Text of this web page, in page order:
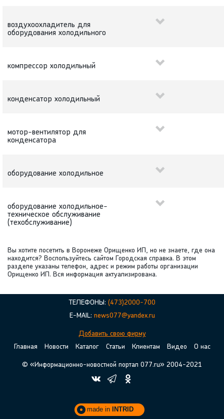
воздухоохладитель для
оборудования холодильного
компрессор холодильный
конденсатор холодильный
мотор-вентилятор для
конденсатора
оборудование холодильное
оборудование холодильное-
техническое обслуживание
(техобслуживание)
Вы хотите посетить в Воронеже Орищенко ИП, но не знаете, где она
находится? Воспользуйтесь сайтом Городская справка. В этом
разделе указаны телефон, адрес и режим работы организации
Орищенко ИП. Вся информация актуализирована.
ТЕЛЕФОНЫ: (473)2000-700
E-MAIL: news077@yandex.ru
Добавить свою фирму
Главная
Новости Каталог Статьи Клиентам Видео О нас
© «Информационно-новостной портал 077.ru» 2004-2021
made in INTRID